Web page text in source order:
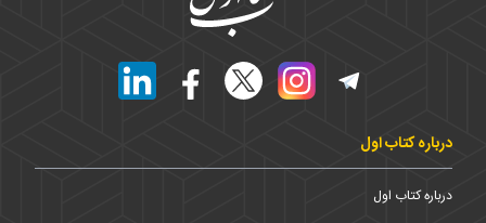
درباره کتاب اول
درباره کتاب اول